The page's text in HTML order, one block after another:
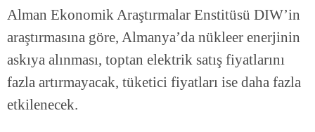
Alman Ekonomik Araştırmalar Enstitüsü DIW’in
araştırmasına göre, Almanya’da nükleer enerjinin
askıya alınması, toptan elektrik satış fiyatlarını
fazla artırmayacak, tüketici fiyatları ise daha fazla
etkilenecek.